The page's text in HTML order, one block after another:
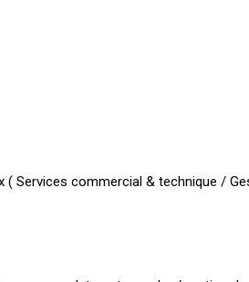
( Services commercial & technique /